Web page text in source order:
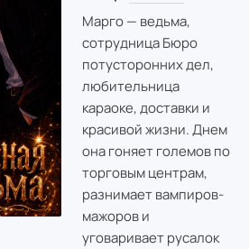
Марго — ведьма,
сотрудница Бюро
потусторонних дел,
любительница
караоке, доставки и
красивой жизни. Днем
она гоняет големов по
торговым центрам,
разнимает вампиров-
мажоров и
уговаривает русалок